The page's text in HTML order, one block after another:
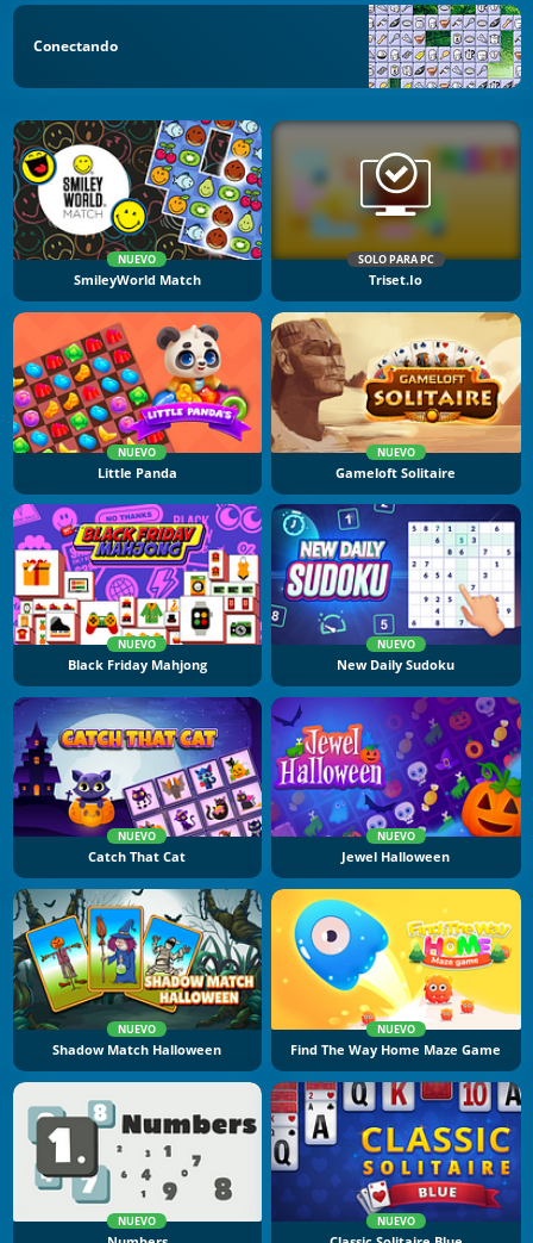
Conectando
NUEVO
SmileyWorld Match
SOLO PARA PC
Triset.io
NUEVO
Little Panda
NUEVO
Gameloft Solitaire
NUEVO
Black Friday Mahjong
NUEVO
New Daily Sudoku
NUEVO
Catch That Cat
NUEVO
Jewel Halloween
NUEVO
Shadow Match Halloween
NUEVO
Find The Way Home Maze Game
NUEVO NUEVO